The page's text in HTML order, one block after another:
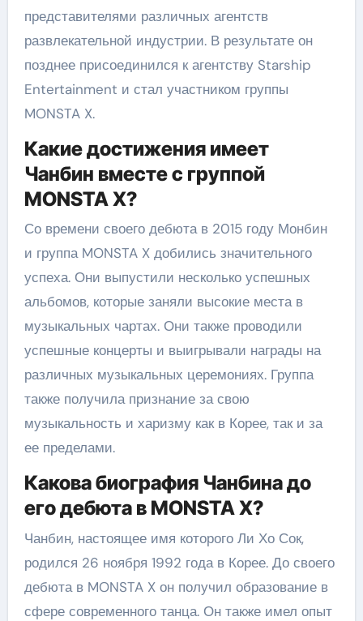
представителями различных агентств
развлекательной индустрии. В результате он
позднее присоединился к агентству Starship
Entertainment и стал участником группы
MONSTA X.
Какие достижения имеет
Чанбин вместе с группой
MONSTA X?
Со времени своего дебюта в 2015 году Монбин
и группа MONSTA X добились значительного
успеха. Они выпустили несколько успешных
альбомов, которые заняли высокие места в
музыкальных чартах. Они также проводили
успешные концерты и выигрывали награды на
различных музыкальных церемониях. Группа
также получила признание за свою
музыкальность и харизму как в Корее, так и за
ее пределами.
Какова биография Чанбина до
его дебюта в MONSTA X?
Чанбин, настоящее имя которого Ли Хо Сок,
родился 26 ноября 1992 года в Корее. До своего
дебюта в MONSTA X он получил образование в
сфере современного танца. Он также имел опыт